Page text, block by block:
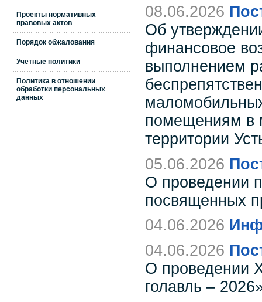
Проекты нормативных
правовых актов
Порядок обжалования
Учетные политики
Политика в отношении
обработки персональных
данных
08.06.2026
Об
финансовое
выполнением
помещениям в
территории
05.06.2026
О проведении
посвященных
04.06.2026
04.06.2026
О проведении
голавль –